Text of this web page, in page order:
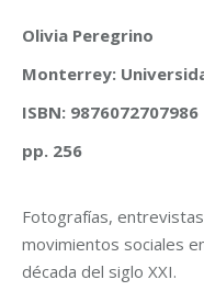
Olivia Peregrino
Monterrey:
ISBN: 9876072707986
pp. 256
Fotografías,
movimientos sociales
década del siglo XXI.